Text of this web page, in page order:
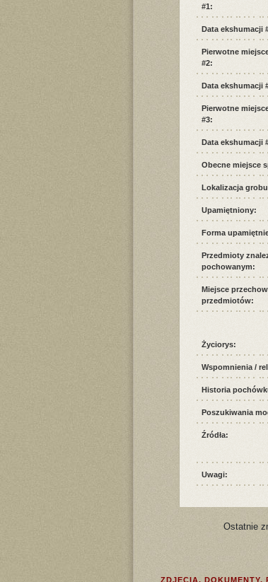
#1:
Data ekshumacji
Pierwotne
#2:
Data ekshumacji
Pierwotne
#3:
Data ekshumacji
Obecne miejsce
Lokalizacja
Upamiętniony:
Forma
Przedmioty
pochowanym:
Miejsce
przedmiotów:
Życiorys:
Wspomnienia /
Historia
Poszukiwania
Źródła:
Uwagi:
Ostatnie
ZDJĘCIA, DOKUMENTY,